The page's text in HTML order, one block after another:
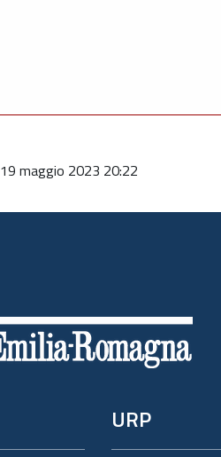
19 maggio 2023 20:22
URP